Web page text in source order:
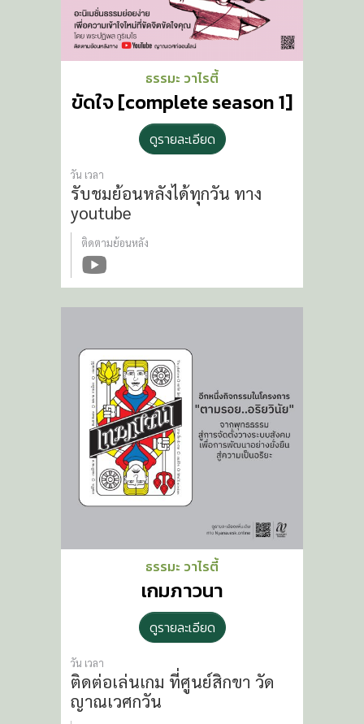
ธรรมะ วาไรตี้
ขัดใจ [complete season 1]
ดูรายละเอียด
วัน เวลา
รับชมย้อนหลังได้ทุกวัน ทาง
youtube
ติดตามย้อนหลัง
ธรรมะ วาไรตี้
เกมภาวนา
ดูรายละเอียด
วัน เวลา
ติดต่อเล่นเกม ที่ศูนย์สิกขา วัด
ญาณเวศกวัน